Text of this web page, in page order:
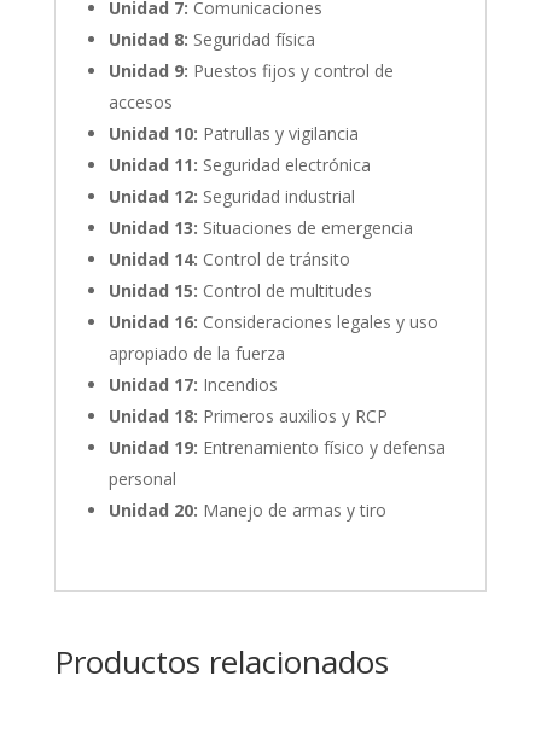
Unidad 7: Comunicaciones
Unidad 8: Seguridad física
Unidad 9: Puestos fijos y control de
accesos
Unidad 10: Patrullas y vigilancia
Unidad 11: Seguridad electrónica
Unidad 12: Seguridad industrial
Unidad 13: Situaciones de emergencia
Unidad 14: Control de tránsito
Unidad 15: Control de multitudes
Unidad 16: Consideraciones legales y uso
apropiado de la fuerza
Unidad 17: Incendios
Unidad 18: Primeros auxilios y RCP
Unidad 19: Entrenamiento físico y defensa
personal
Unidad 20: Manejo de armas y tiro
Productos relacionados